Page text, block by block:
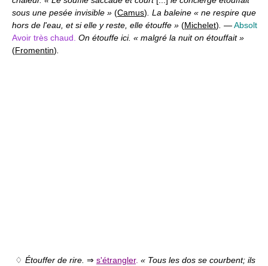
sous une pesée invisible » (Camus) . La baleine « ne respire que
hors de l'eau, et si elle y reste, elle étouffe » (Michelet) —Absolt
Avoir très chaud. On étouffe ici. « malgré la nuit on étouffait »
(Fromentin)
♢ Étouffer de rire. ⇒ s'étrangler. « Tous les dos se courbent; ils